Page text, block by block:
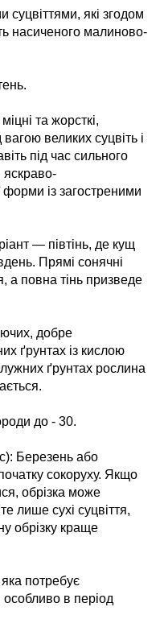
суцвіттями, які згодом
насиченого малиново-
та жорсткі,
великих суцвіть і
під час сильного
із загостреними
— півтінь, де кущ
Прямі сонячні
а повна тінь призведе
добре
ґрунтах із кислою
ґрунтах рослина
до - 30.
Березень або
сокоруху. Якщо
обрізка може
лише сухі суцвіття,
обрізку краще
потребує
особливо в період